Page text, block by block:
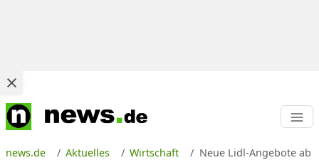
news.de Aktuelles Wirtschaft Neue Lidl-Angebote ab